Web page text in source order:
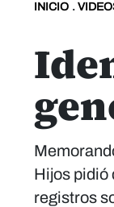
INICIO .
Hijos pidió
registros